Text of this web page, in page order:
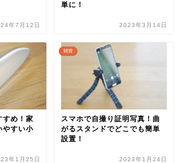
年7月12日
単に！
2023年3月14日
すめ！家
やすい小
年1月25日
雑貨
スマホで自撮り証明写真！曲
がるスタンドでどこでも簡単
設置！
2023年1月24日